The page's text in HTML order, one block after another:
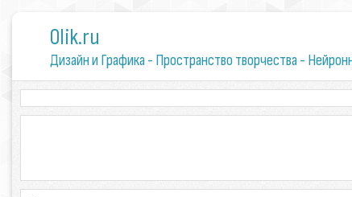
0lik.ru
Дизайн и Графика - Пространство творчества -